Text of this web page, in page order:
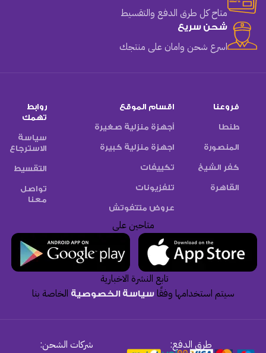
متاح كل طرق الدفع والتقسيط
شحن سريع
اسرع شحن وامان على منتجك
فروعنا
طنطا
المنصورة
كفر الشيخ
القاهرة
اقسام الموقع
أجهزة منزلية صغيرة
اجهزة منزلية كبيرة
تكييفات
تلفزيونات
عروض متتفوتش
روابط
تهمك
سياسة
الاسترجاع
التقسيط
تواصل
معنا
متاحين على
تابع النشرة الاخبارية
سيتم استخدامها وفقًاسياسة الخصوصية الخاصة بنا
طرق الدفع: شركات الشحن: